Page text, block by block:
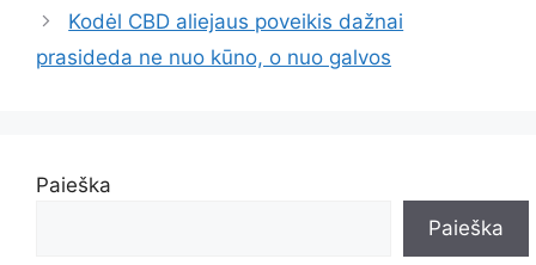
Kodėl CBD aliejaus poveikis dažnai
prasideda ne nuo kūno, o nuo galvos
Paieška
Paieška